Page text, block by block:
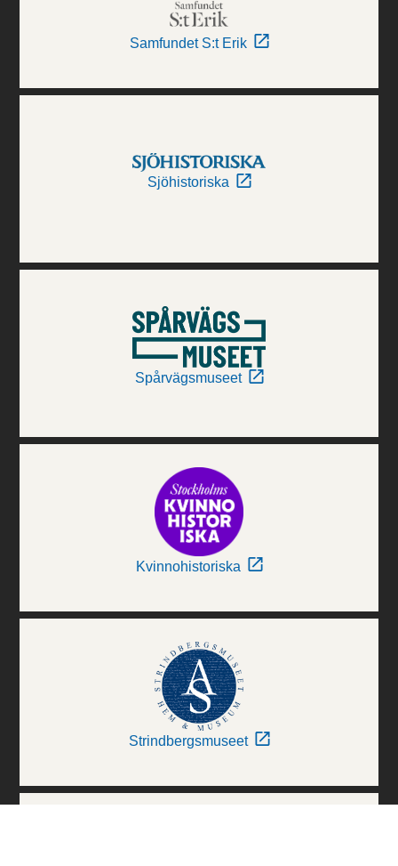
Samfundet S:t Erik
Sjöhistoriska
Spårvägsmuseet
Kvinnohistoriska
Strindbergsmuseet